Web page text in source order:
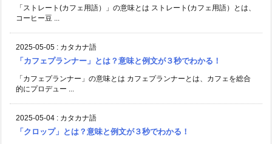
「ストレート(カフェ用語）」の意味とは ストレート(カフェ用語）とは、
コーヒー豆 ...
2025-05-05 : カタカナ語
「カフェプランナー」とは？意味と例文が３秒でわかる！
「カフェプランナー」の意味とは カフェプランナーとは、カフェを総合
的にプロデュー ...
2025-05-04 : カタカナ語
「クロップ」とは？意味と例文が３秒でわかる！